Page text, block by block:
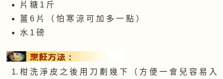
片 糖 1 斤
薑 6 片 （ 怕 寒 涼 可 加 多 一 點 ）
水 1 磅
柑 洗 淨 皮 之 後 用 刀 劃 幾 下 （ 方 便 一 會 兒 容 易 入